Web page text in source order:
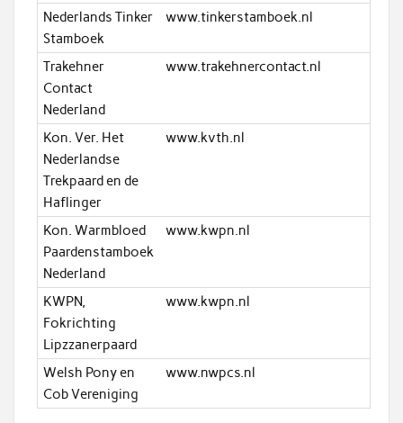
Nederlands Tinker
Stamboek
www.tinkerstamboek.nl
Trakehner
Contact
Nederland
www.trakehnercontact.nl
Kon. Ver. Het
Nederlandse
Trekpaard en de
Haflinger
www.kvth.nl
Kon. Warmbloed
Paardenstamboek
Nederland
www.kwpn.nl
KWPN,
Fokrichting
Lipzzanerpaard
www.kwpn.nl
Welsh Pony en
Cob Vereniging
www.nwpcs.nl